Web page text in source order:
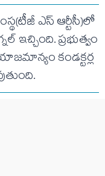
ఎస్ ఆర్టీసీ)లో
ఇచ్చింది. ప్రభుత్వం
కండక్టర్ల